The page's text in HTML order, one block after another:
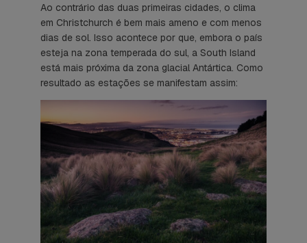
Ao contrário das duas primeiras cidades, o clima
em Christchurch é bem mais ameno e com menos
dias de sol. Isso acontece por que, embora o país
esteja na zona temperada do sul, a South Island
está mais próxima da zona glacial Antártica. Como
resultado as estações se manifestam assim: